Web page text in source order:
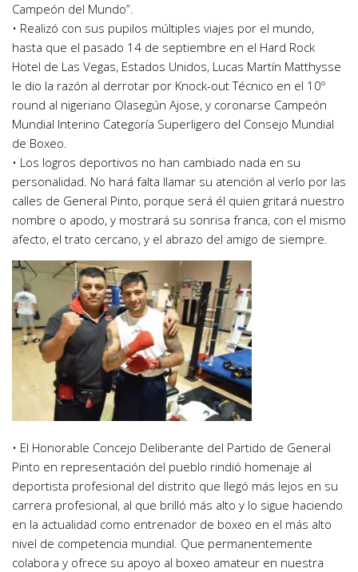
Campeón del Mundo”.
• Realizó con sus pupilos múltiples viajes por el mundo,
hasta que el pasado 14 de septiembre en el Hard Rock
Hotel de Las Vegas, Estados Unidos, Lucas Martín Matthysse
le dio la razón al derrotar por Knock-out Técnico en el 10º
round al nigeriano Olasegún Ajose, y coronarse Campeón
Mundial Interino Categoría Superligero del Consejo Mundial
de Boxeo.
• Los logros deportivos no han cambiado nada en su
personalidad. No hará falta llamar su atención al verlo por las
calles de General Pinto, porque será él quien gritará nuestro
nombre o apodo, y mostrará su sonrisa franca, con el mismo
afecto, el trato cercano, y el abrazo del amigo de siempre.
• El Honorable Concejo Deliberante del Partido de General
Pinto en representación del pueblo rindió homenaje al
deportista profesional del distrito que llegó más lejos en su
carrera profesional, al que brilló más alto y lo sigue haciendo
en la actualidad como entrenador de boxeo en el más alto
nivel de competencia mundial. Que permanentemente
colabora y ofrece su apoyo al boxeo amateur en nuestra